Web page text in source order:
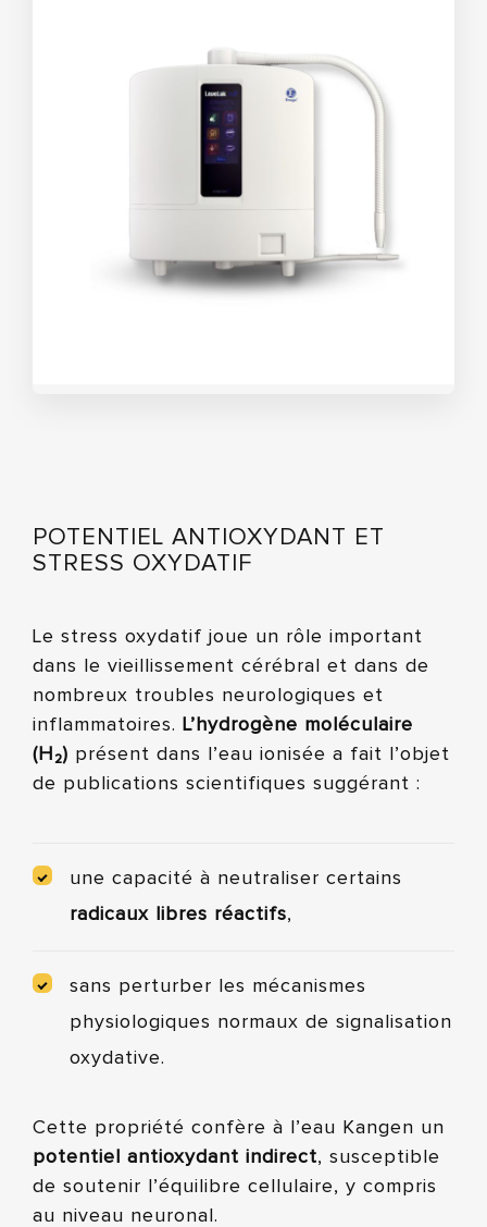
POTENTIEL ANTIOXYDANT ET
STRESS OXYDATIF
Le stress oxydatif joue un rôle important
dans le vieillissement cérébral et dans de
nombreux troubles neurologiques et
inflammatoires. L’hydrogène moléculaire
(H₂) présent dans l’eau ionisée a fait l’objet
de publications scientifiques suggérant :
une capacité à neutraliser certains
radicaux libres réactifs,
sans perturber les mécanismes
physiologiques normaux de signalisation
oxydative.
Cette propriété confère à l’eau Kangen un
potentiel antioxydant indirect, susceptible
de soutenir l’équilibre cellulaire, y compris
au niveau neuronal.